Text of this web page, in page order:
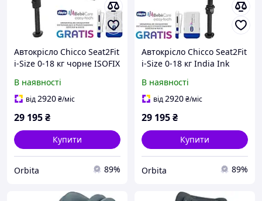
Автокрісло Chicco Seat2Fit
i-Size 0-18 кг чорне ISOFIX
В наявності
від2920₴/міс
29 195₴
Купити
Orbita 89%
Автокрісло Chicco Seat2Fit
i-Size 0-18 кг India Ink
В наявності
від2920₴/міс
29 195₴
Купити
Orbita 89%